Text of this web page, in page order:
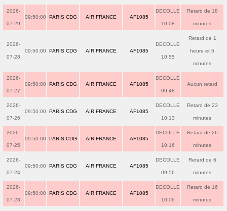
2026-
07-29
09:50:00 PARIS CDG AIR FRANCE AF1085
DECOLLE
10:08
Retard de 18
minutes
2026-
07-28
09:50:00 PARIS CDG AIR FRANCE AF1085
DECOLLE
10:55
Retard de 1
heure et 5
minutes
2026-
07-27
09:50:00 PARIS CDG AIR FRANCE AF1085
DECOLLE
09:48
Aucun retard
2026-
07-26
09:50:00 PARIS CDG AIR FRANCE AF1085
DECOLLE
10:13
Retard de 23
minutes
2026-
07-25
09:50:00 PARIS CDG AIR FRANCE AF1085
DECOLLE
10:16
Retard de 26
minutes
2026-
07-24
09:50:00 PARIS CDG AIR FRANCE AF1085
DECOLLE
09:56
Retard de 6
minutes
2026-
07-23
09:50:00 PARIS CDG AIR FRANCE AF1085
DECOLLE
10:06
Retard de 16
minutes